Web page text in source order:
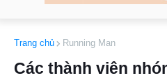
Trang chủ Running Man
Các thành viên